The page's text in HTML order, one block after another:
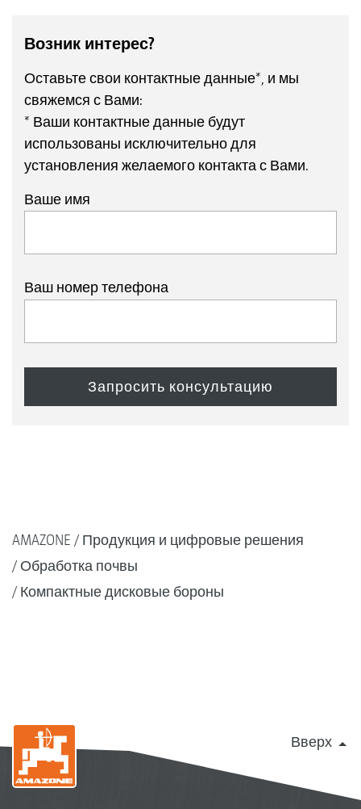
Возник интерес?
Оставьте свои контактные данные*, и мы
свяжемся с Вами:
* Ваши контактные данные будут
использованы исключительно для
установления желаемого контакта с Вами.
Ваше имя
Ваш номер телефона
AMAZONE
Продукция и цифровые решения
Обработка почвы
Компактные дисковые бороны
Вверх